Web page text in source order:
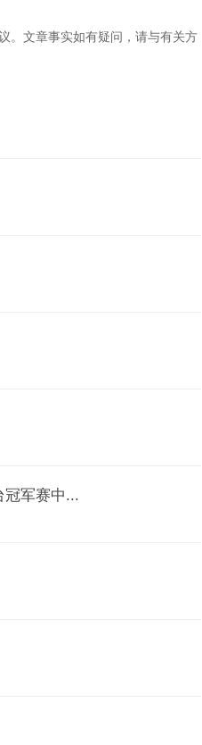
。文章事实如有疑问，请与有关方
冠军赛中...